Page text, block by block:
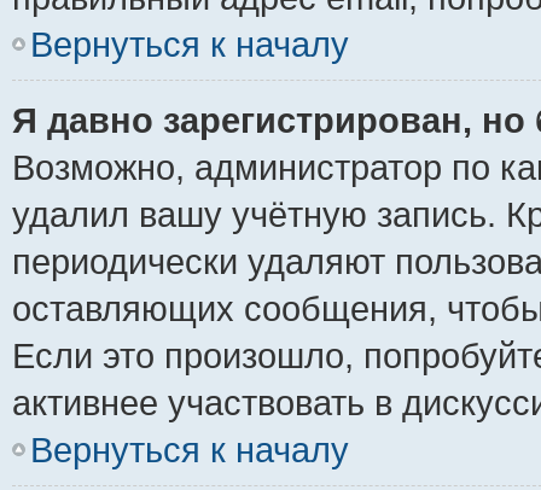
Вернуться к началу
Я давно зарегистрирован,
Возможно, администратор по
удалил вашу учётную запись.
периодически удаляют
оставляющих сообщения,
Если это произошло,
активнее участвовать в
Вернуться к началу